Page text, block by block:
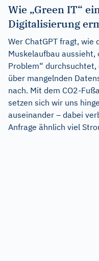
Wie „Green IT“
Digitalisierung
Wer ChatGPT fragt, wie
Muskelaufbau aussieht,
Problem“
über mangelnden
nach. Mit dem CO2-
setzen sich wir uns
auseinander – dabei
Anfrage ähnlich viel